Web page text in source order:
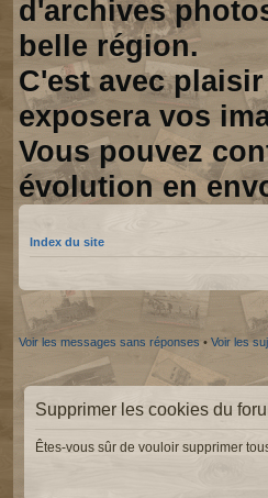
d'archives
belle région.
C'est avec
exposera vos
Vous pouvez
évolution en
Index du site
Voir les messages sans réponses • Voir les
Supprimer les cookies du
Êtes-vous sûr de vouloir supprimer